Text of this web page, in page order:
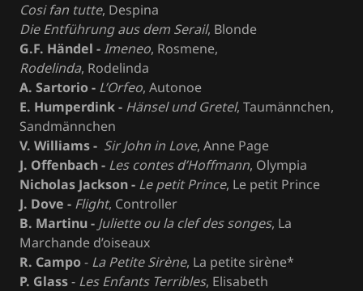
Cosi fan tutte, Despina
Die Entführung aus dem Serail, Blonde
G.F. Händel -Imeneo, Rosmene,
Rodelinda, Rodelinda
A. Sartorio - L’Orfeo, Autonoe
E. Humperdink - Hänsel und Gretel, Taumännchen,
Sandmännchen
V. Williams - Sir John in Love, Anne Page
J. Offenbach - Les contes d’Hoffmann, Olympia
Nicholas Jackson - Le petit Prince, Le petit Prince
J. Dove - Flight, Controller
B. Martinu - Juliette ou la clef des songes, La
Marchande d’oiseaux
R. Campo- La Petite Sirène, La petite sirène*
P. Glass- Les Enfants Terribles, Elisabeth